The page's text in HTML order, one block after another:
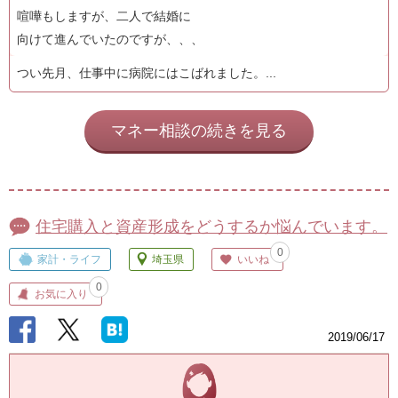
喧嘩もしますが、二人で結婚に
向けて進んでいたのですが、、、
つい先月、仕事中に病院にはこばれました。...
マネー相談の続きを見る
住宅購入と資産形成をどうするか悩んでいます。
家計・ライフ 埼玉県 いいね
0
お気に入り
0
2019/06/17